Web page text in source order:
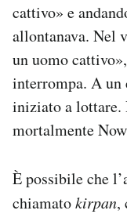
cattivo» e
allontanava. Nel
un uomo
interrompa. A un
iniziato a lottare.
mortalmente
È possibile che
chiamatokirpan,